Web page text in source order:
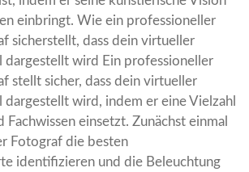
einbringt. Wie ein professioneller
sicherstellt, dass dein virtueller
dargestellt wird Ein professioneller
stellt sicher, dass dein virtueller
dargestellt wird, indem er eine Vielzahl
Fachwissen einsetzt. Zunächst einmal
Fotograf die besten
identifizieren und die Beleuchtung